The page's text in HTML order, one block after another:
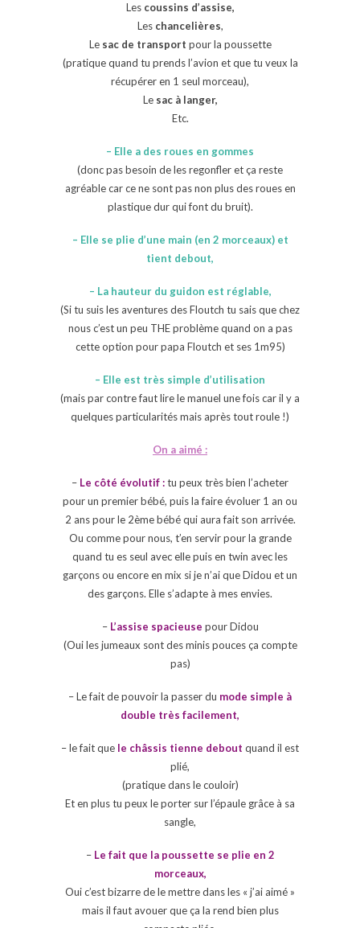
Les coussins d’assise,
Les chancelières,
Lesac de transport pour la poussette
(pratique quand tu prends l’avion et que tu veux la
récupérer en 1 seul morceau),
Lesac à langer,
Etc.
– Elle a des roues en gommes
(donc pas besoin de les regonfler et ça reste
agréable car ce ne sont pas non plus des roues en
plastique dur qui font du bruit).
– Elle se plie d’une main (en 2 morceaux) et
tient debout,
– La hauteur du guidon est réglable,
(Si tu suis les aventures des Floutch tu sais que chez
nous c’est un peu THE problème quand on a pas
cette option pour papa Floutch et ses 1m95)
– Elle est très simple d’utilisation
(mais par contre faut lire le manuel une fois car il y a
quelques particularités mais après tout roule !)
On a aimé :
– Le côté évolutif :tu peux très bien l’acheter
pour un premier bébé, puis la faire évoluer 1 an ou
2 ans pour le 2ème bébé qui aura fait son arrivée.
Ou comme pour nous, t’en servir pour la grande
quand tu es seul avec elle puis en twin avec les
garçons ou encore en mix si je n’ai que Didou et un
des garçons. Elle s’adapte à mes envies.
–L’assise spacieuse pour Didou
(Oui les jumeaux sont des minis pouces ça compte
pas)
– Le fait de pouvoir la passer du mode simple à
double très facilement,
– le fait que le châssis tienne debout quand il est
plié,
(pratique dans le couloir)
Et en plus tu peux le porter sur l’épaule grâce à sa
sangle,
–Le fait que la poussette se plie en 2
morceaux,
Oui c’est bizarre de le mettre dans les « j’ai aimé »
mais il faut avouer que ça la rend bien plus